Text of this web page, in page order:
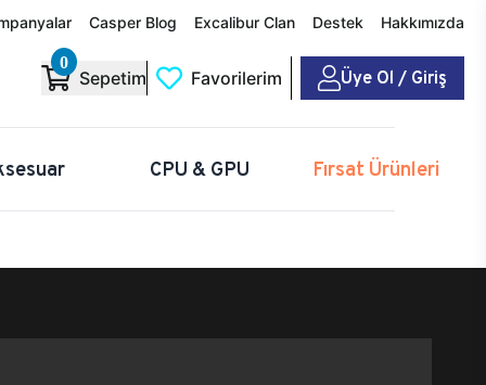
Casper Blog Excalibur Clan Destek Hakkımızda
0
Sepetim Favorilerim Üye Ol / Giriş
CPU & GPU Fırsat Ürünleri